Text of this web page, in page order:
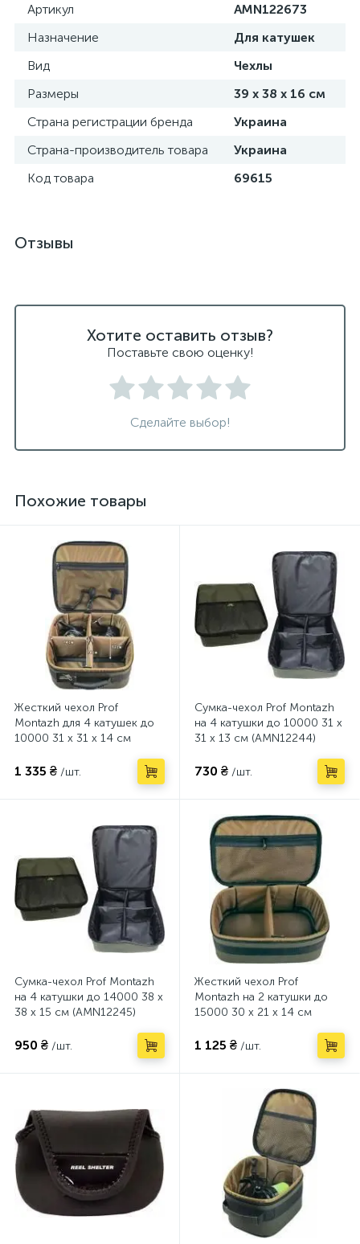
Артикул
AMN122673
Назначение
Для катушек
Вид
Чехлы
Размеры
39 х 38 х 16 см
Страна регистрации бренда
Украина
Страна-производитель товара
Украина
Код товара
69615
Отзывы
Хотите оставить отзыв?
Поставьте свою оценку!
Сделайте выбор!
Похожие товары
Жесткий чехол Prof
Montazh для 4 катушек до
10000 31 х 31 х 14 см
1 335 ₴ /шт.
Сумка-чехол Prof Montazh
на 4 катушки до 10000 31 х
31 х 13 см (AMN12244)
730 ₴ /шт.
Сумка-чехол Prof Montazh
на 4 катушки до 14000 38 х
38 х 15 см (AMN12245)
950 ₴ /шт.
Жесткий чехол Prof
Montazh на 2 катушки до
15000 30 х 21 х 14 см
1 125 ₴ /шт.